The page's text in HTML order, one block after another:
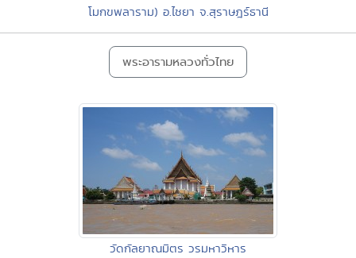
โมกขพลาราม) อ.ไชยา จ.สุราษฎร์ธานี
พระอารามหลวงทั่วไทย
วัดกัลยาณมิตร วรมหาวิหาร